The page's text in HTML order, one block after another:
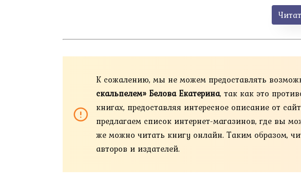
К сожалению, мы не можем предоставлять
скальпелем» Белова Екатерина, так как это
книгах, предоставляя интересное описание от
предлагаем список интернет-магазинов, где вы
же можно читать книгу онлайн. Таким образом,
авторов и издателей.